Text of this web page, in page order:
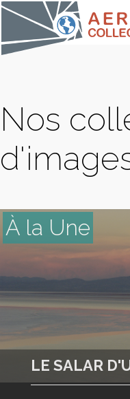
Nos
À la Une
LE SALAR